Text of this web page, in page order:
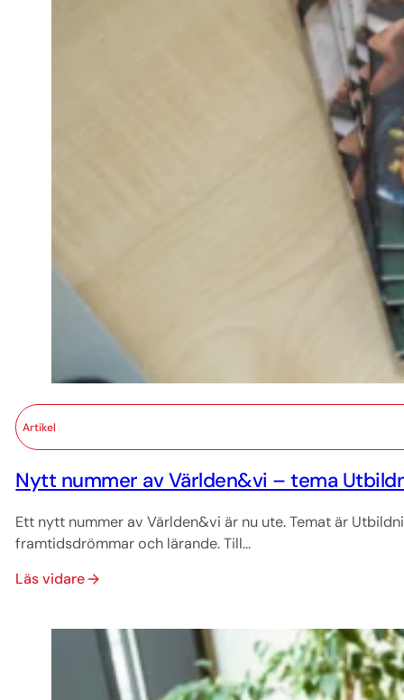
Artikel
Nytt nummer av Världen&vi – tema
Ett nytt nummer av Världen&vi är nu ute. Temat är
framtidsdrömmar och lärande. Till...
Läs vidare